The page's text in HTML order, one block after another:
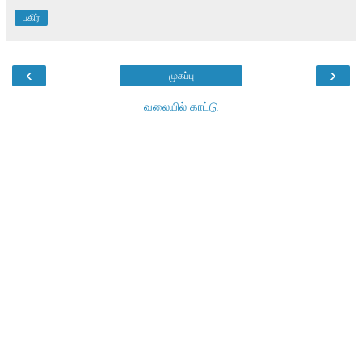
பகிர்
‹ ›
முகப்பு
வலையில் காட்டு